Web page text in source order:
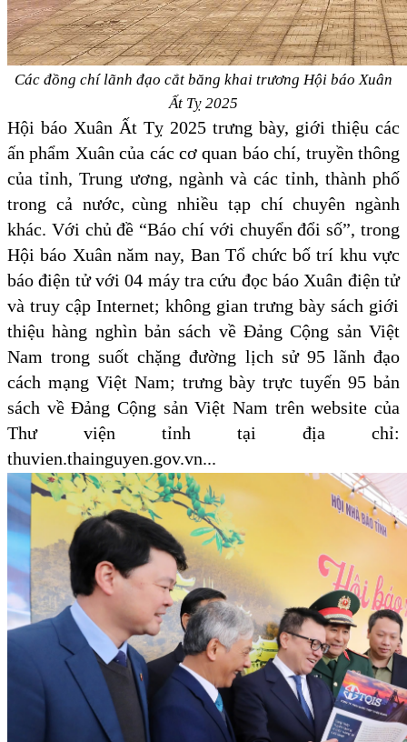
Các đồng chí lãnh đạo cắt băng khai trương Hội báo Xuân
Ất Tỵ 2025
Hội báo Xuân Ất Tỵ 2025 trưng bày, giới thiệu các
ấn phẩm Xuân của các cơ quan báo chí, truyền thông
của tỉnh, Trung ương, ngành và các tỉnh, thành phố
trong cả nước, cùng nhiều tạp chí chuyên ngành
khác. Với chủ đề “Báo chí với chuyển đổi số”, trong
Hội báo Xuân năm nay, Ban Tổ chức bố trí khu vực
báo điện tửvới 04 máy tra cứu đọc báo Xuân điện tử
và truy cập Internet; không gian trưng bày sách giới
thiệuhàng nghìnbản sách về Đảng Cộng sản Việt
Nam trong suốt chặng đường lịch sử 95 lãnh đạo
cách mạng Việt Nam; trưng bày trực tuyến 95 bản
sách về Đảng Cộng sản Việt Nam trên website của
Thư viện tỉnh tại địa chỉ:
thuvien.thainguyen.gov.vn...